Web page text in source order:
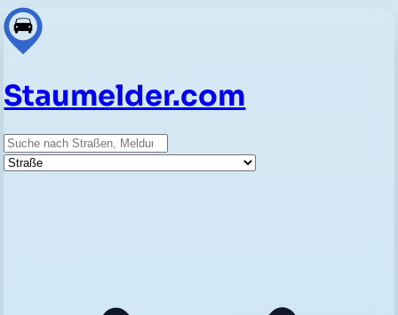
Staumelder.com
Suche
Straße